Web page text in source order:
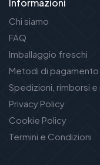
Informazioni
Chi siamo
FAQ
Imballaggio freschi
Metodi di pagamento
Spedizioni, rimborsi e
Privacy Policy
Cookie Policy
Termini e Condizioni